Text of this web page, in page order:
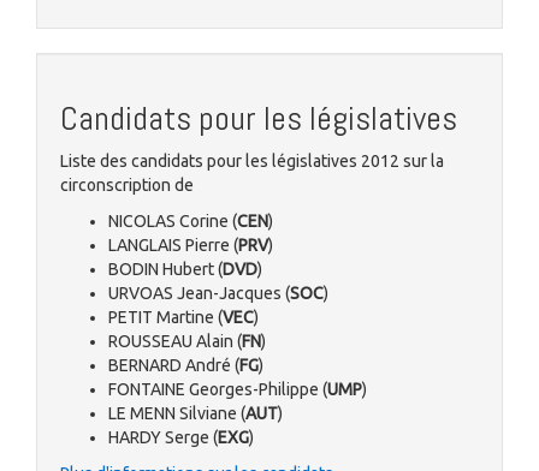
Candidats pour les législatives
Liste des candidats pour les législatives 2012 sur la
circonscription de
NICOLAS Corine (CEN)
LANGLAIS Pierre (PRV)
BODIN Hubert (DVD)
URVOAS Jean-Jacques (SOC)
PETIT Martine (VEC)
ROUSSEAU Alain (FN)
BERNARD André (FG)
FONTAINE Georges-Philippe (UMP)
LE MENN Silviane (AUT)
HARDY Serge (EXG)